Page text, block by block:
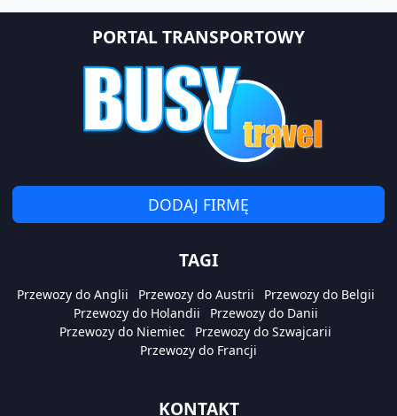
PORTAL TRANSPORTOWY
DODAJ FIRMĘ
TAGI
Przewozy do Anglii Przewozy do Austrii
Przewozy do Belgii
Przewozy do Holandii
Przewozy do Danii
Przewozy do Niemiec
Przewozy do Szwajcarii
Przewozy do Francji
KONTAKT